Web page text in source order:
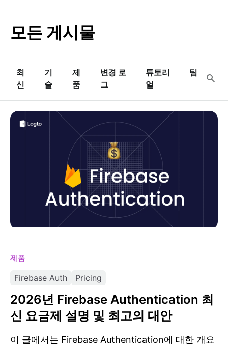
모든 게시물
최
신
기
술
제
품
변경 로
그
튜토리
얼
팀
제품
Firebase Auth Pricing
2026년 Firebase Authentication 최
신 요금제 설명 및 최고의 대안
이 글에서는 Firebase Authentication에 대한 개요
2026년 Firebase Authentication 최신 요금제 설명 및
최고의 대안